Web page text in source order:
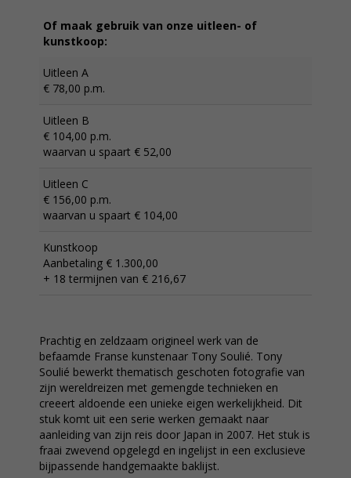
Of maak gebruik van onze uitleen- of
kunstkoop:
Uitleen A
€ 78,00 p.m.
Uitleen B
€ 104,00 p.m.
waarvan u spaart € 52,00
Uitleen C
€ 156,00 p.m.
waarvan u spaart € 104,00
Kunstkoop
Aanbetaling € 1.300,00
+ 18 termijnen van € 216,67
Prachtig en zeldzaam origineel werk van de
befaamde Franse kunstenaar Tony Soulié. Tony
Soulié bewerkt thematisch geschoten fotografie van
zijn wereldreizen met gemengde technieken en
creeert aldoende een unieke eigen werkelijkheid. Dit
stuk komt uit een serie werken gemaakt naar
aanleiding van zijn reis door Japan in 2007. Het stuk is
fraai zwevend opgelegd en ingelijst in een exclusieve
bijpassende handgemaakte baklijst.